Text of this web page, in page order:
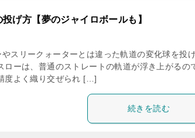
げ方【夢のジャイロボールも】
スリークォーターとは違った軌道の変化球を投
ーは、普通のストレートの軌道が浮き上がるの
度よく織り交ぜられ […]
続きを読む